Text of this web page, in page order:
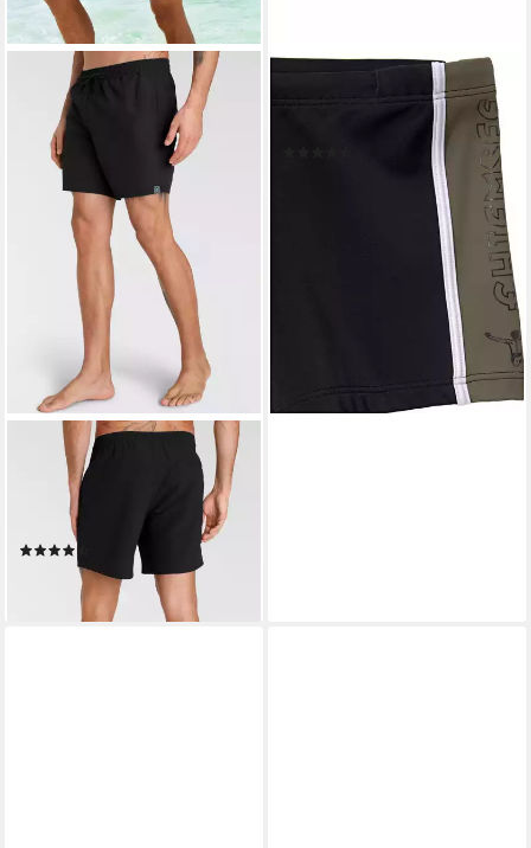
CHIEMSEE
Badeshorts für Schwimmen,
aus Polyester, auch in großen
Größen
34,99 €
lieferbar - in 1-2 Werktagen bei dir
CHIEMSEE
Boxer-Badehose mit
lieferbar - in 1-2 Werktagen bei dir